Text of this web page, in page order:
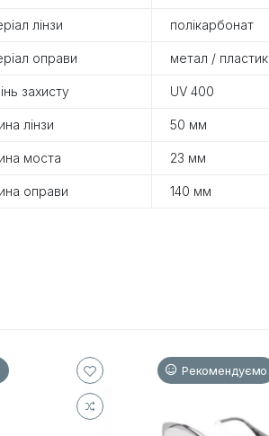
лінзи полікарбонат
оправи метал / пластик
захисту UV 400
лінзи 50 мм
моста 23 мм
оправи 140 мм
Рекомендуємо